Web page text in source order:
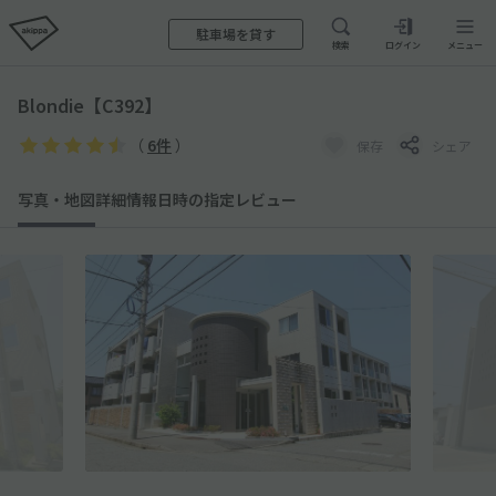
駐車場を貸す
検索 ログイン メニュー
Blondie【C392】
（ 6件 ） 保存 シェア
写真・地図詳細情報日時の指定 レビュー